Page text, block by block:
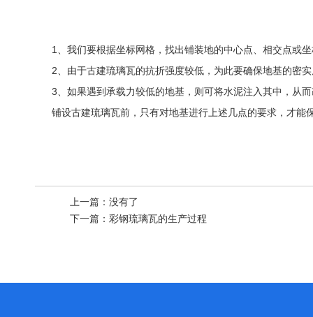
1、我们要根据坐标网格，找出铺装地的中心点、相交点或
2、由于古建琉璃瓦的抗折强度较低，为此要确保地基的密
3、如果遇到承载力较低的地基，则可将水泥注入其中，从
铺设古建琉璃瓦前，只有对地基进行上述几点的要求，才能
上一篇： 没有了
下一篇： 彩钢琉璃瓦的生产过程